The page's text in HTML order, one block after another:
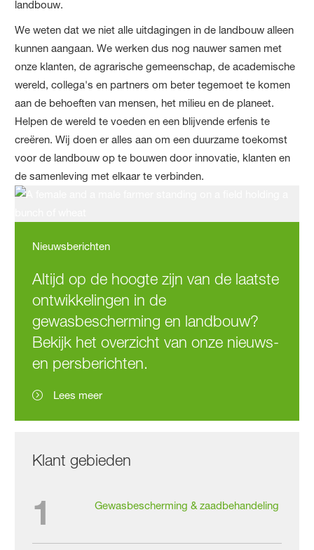
landbouw.
We weten dat we niet alle uitdagingen in de landbouw alleen
kunnen aangaan. We werken dus nog nauwer samen met
onze klanten, de agrarische gemeenschap, de academische
wereld, collega's en partners om beter tegemoet te komen
aan de behoeften van mensen, het milieu en de planeet.
Helpen de wereld te voeden en een blijvende erfenis te
creëren. Wij doen er alles aan om een ​​duurzame toekomst
voor de landbouw op te bouwen door innovatie, klanten en
de samenleving met elkaar te verbinden.
Nieuwsberichten
Altijd op de hoogte zijn van de laatste
ontwikkelingen in de
gewasbescherming en landbouw?
Bekijk het overzicht van onze nieuws-
en persberichten.
Lees meer
Klant gebieden
1 Gewasbescherming & zaadbehandeling